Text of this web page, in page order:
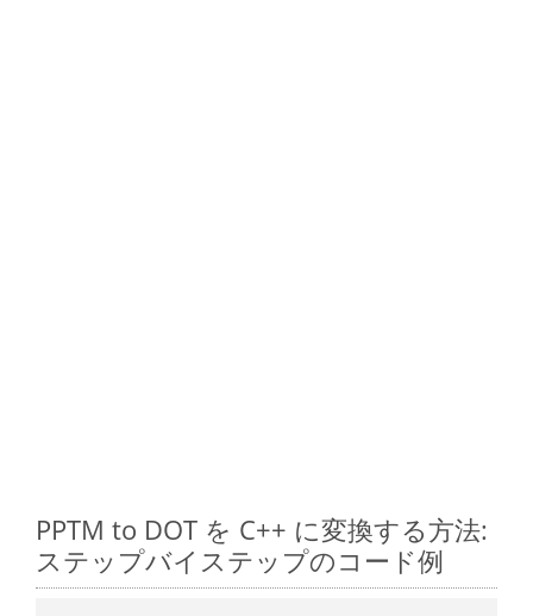
PPTM to DOT を C++ に変換する方法:
ステップバイステップのコード例